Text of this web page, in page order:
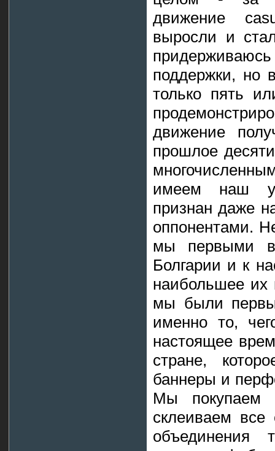
движение
выросли и
поддержки, но
только пять
движение
прошлое
имеем наш
признан даже
оппонентами.
мы первыми
Болгарии и к
наибольшее их
мы были
именно то,
настоящее
стране,
баннеры и
Мы покупаем
склеиваем
объединения